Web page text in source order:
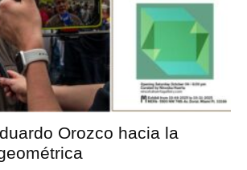
Orozco hacia la